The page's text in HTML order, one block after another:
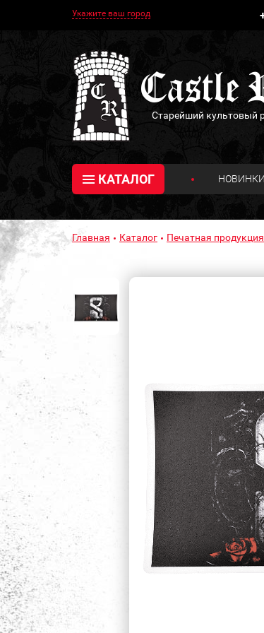
Укажите ваш город
Старейший культовый
КАТАЛОГ НОВИНКИ
Главная Каталог Печатная продукция